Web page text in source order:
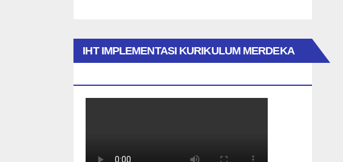
IHT IMPLEMENTASI KURIKULUM MERDEKA